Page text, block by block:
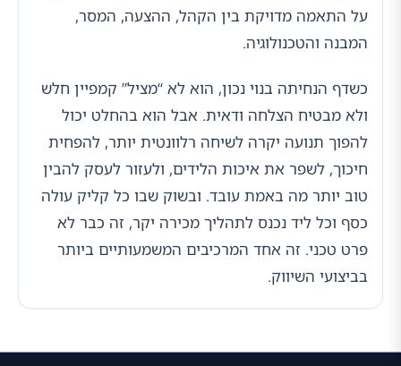
על התאמה מדויקת בין הקהל, ההצעה, המסר,
המבנה והטכנולוגיה.
כשדף הנחיתה בנוי נכון, הוא לא “מציל” קמפיין חלש
ולא מבטיח הצלחה ודאית. אבל הוא בהחלט יכול
להפוך תנועה יקרה לשיחה רלוונטית יותר, להפחית
חיכוך, לשפר את איכות הלידים, ולעזור לעסק להבין
טוב יותר מה באמת עובד. ובשוק שבו כל קליק עולה
כסף וכל ליד נכנס לתהליך מכירה יקר, זה כבר לא
פרט טכני. זה אחד המרכיבים המשמעותיים ביותר
בביצועי השיווק.